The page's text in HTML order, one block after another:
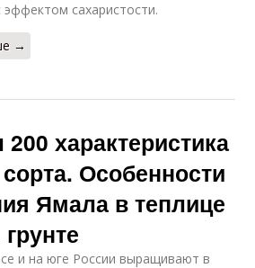
эффектом сахаристости.
→
характеристика
Особенности
Ямала в теплице
и на юге России выращивают в